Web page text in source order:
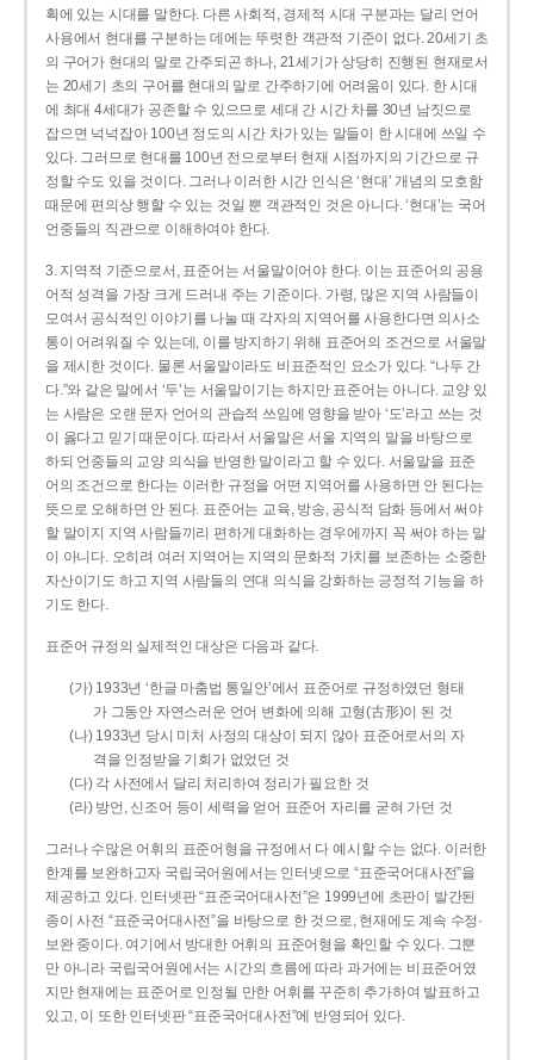
획에 있는 시대를 말한다. 다른 사회적, 경제적 시대 구분과는 달리 언어
사용에서 현대를 구분하는 데에는 뚜렷한 객관적 기준이 없다. 20세기 초
의 구어가 현대의 말로 간주되곤 하나, 21세기가 상당히 진행된 현재로서
는 20세기 초의 구어를 현대의 말로 간주하기에 어려움이 있다. 한 시대
에 최대 4세대가 공존할 수 있으므로 세대 간 시간 차를 30년 남짓으로
잡으면 넉넉잡아 100년 정도의 시간 차가 있는 말들이 한 시대에 쓰일 수
있다. 그러므로 현대를 100년 전으로부터 현재 시점까지의 기간으로 규
정할 수도 있을 것이다. 그러나 이러한 시간 인식은 ‘현대’ 개념의 모호함
때문에 편의상 행할 수 있는 것일 뿐 객관적인 것은 아니다. ‘현대’는 국어
언중들의 직관으로 이해하여야 한다.
3. 지역적 기준으로서, 표준어는 서울말이어야 한다. 이는 표준어의 공용
어적 성격을 가장 크게 드러내 주는 기준이다. 가령, 많은 지역 사람들이
모여서 공식적인 이야기를 나눌 때 각자의 지역어를 사용한다면 의사소
통이 어려워질 수 있는데, 이를 방지하기 위해 표준어의 조건으로 서울말
을 제시한 것이다. 물론 서울말이라도 비표준적인 요소가 있다. “나두 간
다.”와 같은 말에서 ‘두’는 서울말이기는 하지만 표준어는 아니다. 교양 있
는 사람은 오랜 문자 언어의 관습적 쓰임에 영향을 받아 ‘도’라고 쓰는 것
이 옳다고 믿기 때문이다. 따라서 서울말은 서울 지역의 말을 바탕으로
하되 언중들의 교양 의식을 반영한 말이라고 할 수 있다. 서울말을 표준
어의 조건으로 한다는 이러한 규정을 어떤 지역어를 사용하면 안 된다는
뜻으로 오해하면 안 된다. 표준어는 교육, 방송, 공식적 담화 등에서 써야
할 말이지 지역 사람들끼리 편하게 대화하는 경우에까지 꼭 써야 하는 말
이 아니다. 오히려 여러 지역어는 지역의 문화적 가치를 보존하는 소중한
자산이기도 하고 지역 사람들의 연대 의식을 강화하는 긍정적 기능을 하
기도 한다.
표준어 규정의 실제적인 대상은 다음과 같다.
(가) 1933년 ‘한글 마춤법 통일안’에서 표준어로 규정하였던 형태
가 그동안 자연스러운 언어 변화에 의해 고형(古形)이 된 것
(나) 1933년 당시 미처 사정의 대상이 되지 않아 표준어로서의 자
격을 인정받을 기회가 없었던 것
(다) 각 사전에서 달리 처리하여 정리가 필요한 것
(라) 방언, 신조어 등이 세력을 얻어 표준어 자리를 굳혀 가던 것
그러나 수많은 어휘의 표준어형을 규정에서 다 예시할 수는 없다. 이러한
한계를 보완하고자 국립국어원에서는 인터넷으로 “표준국어대사전”을
제공하고 있다. 인터넷판 “표준국어대사전”은 1999년에 초판이 발간된
종이 사전 “표준국어대사전”을 바탕으로 한 것으로, 현재에도 계속 수정·
보완 중이다. 여기에서 방대한 어휘의 표준어형을 확인할 수 있다. 그뿐
만 아니라 국립국어원에서는 시간의 흐름에 따라 과거에는 비표준어였
지만 현재에는 표준어로 인정될 만한 어휘를 꾸준히 추가하여 발표하고
있고, 이 또한 인터넷판 “표준국어대사전”에 반영되어 있다.